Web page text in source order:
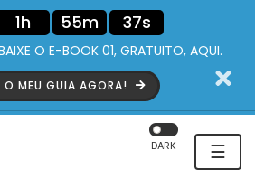
1h 55m 36s
O E-BOOK 01, GRATUITO, AQUI.
O MEU GUIA AGORA!
☰
DARK